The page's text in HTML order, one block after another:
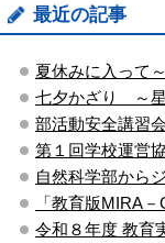
最近の記事
夏休みに入って～
七夕かざり ～
部活動安全講習
第１回学校運営
自然科学部から
「教育版MIRA
令和８年度 教育